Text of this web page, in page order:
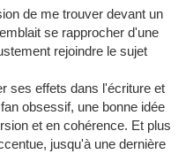
de me trouver devant un
se rapprocher d'une
rejoindre le sujet
ses effets dans l'écriture et
obsessif, une bonne idée
et en cohérence. Et plus
jusqu'à une dernière